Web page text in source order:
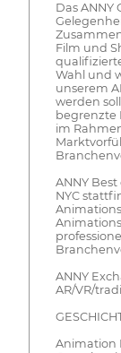
Das
Film und
Wahl und
unserem
werden
begrenzte
im
ANNY
NYC
ANNY
AR/VR/
Animation